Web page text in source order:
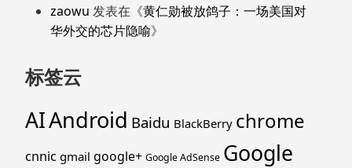
zaowu 发表在《黄仁勋被放鸽子：一场美国对
华外交的芯片隐喻》
标签云
AIAndroid Baidu BlackBerry chrome
cnnic gmail google+ Google AdSense Google